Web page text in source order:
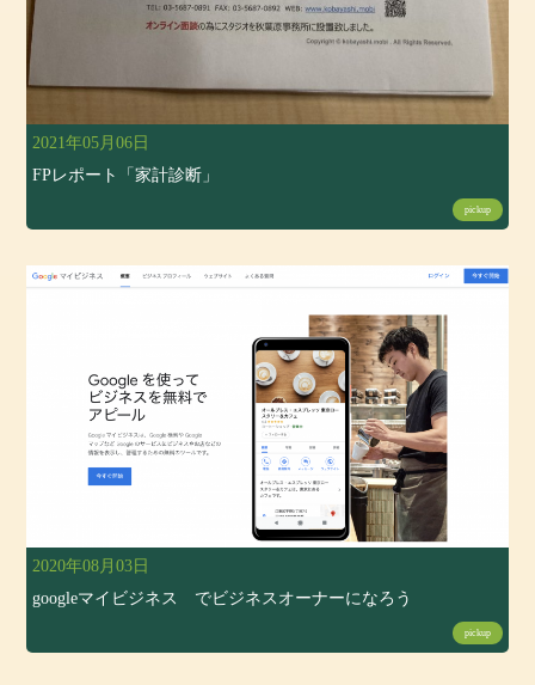
2021年05月06日
FPレポート「家計診断」
pickup
2020年08月03日
googleマイビジネス でビジネスオーナーになろう
pickup